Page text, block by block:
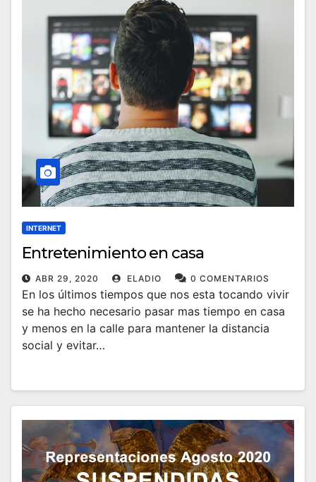
INTERNET
Entretenimiento en casa
ABR 29, 2020 ELADIO 0 COMENTARIOS
En los últimos tiempos que nos esta tocando vivir
se ha hecho necesario pasar mas tiempo en casa
y menos en la calle para mantener la distancia
social y evitar…